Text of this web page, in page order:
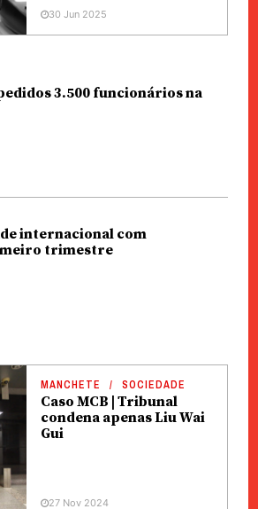
30 Jun 2025
3.500 funcionários na
internacional com
trimestre
MANCHETE SOCIEDADE
Caso MCB | Tribunal
condena apenas Liu Wai
Gui
27 Nov 2024